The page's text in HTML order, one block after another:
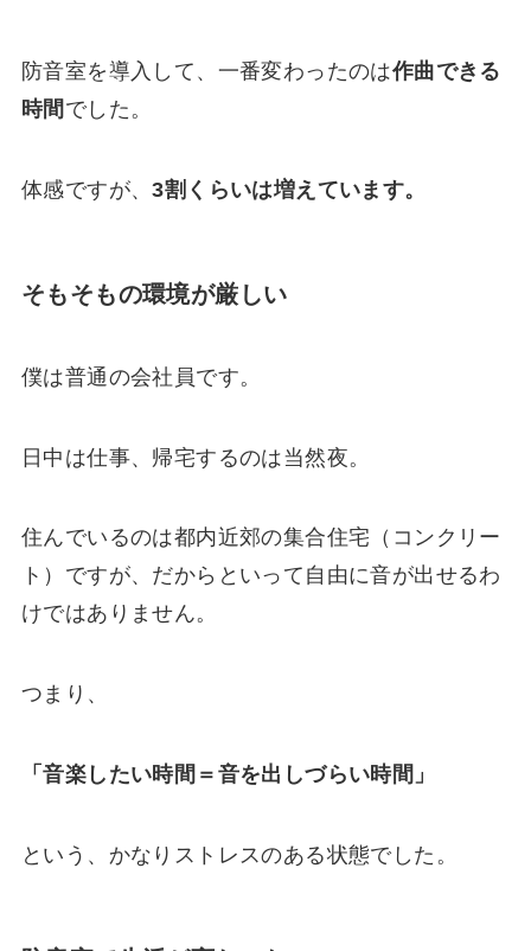
防音室を導入して、一番変わったのは作曲できる
時間 でした。
体感ですが、3割くらいは増えています。
そもそもの環境が厳しい
僕は普通の会社員です。
日中は仕事、帰宅するのは当然夜。
住んでいるのは都内近郊の集合住宅（コンクリー
ト）ですが、だからといって自由に音が出せるわ
けではありません。
つまり、
「音楽したい時間＝音を出しづらい時間」
という、かなりストレスのある状態でした。